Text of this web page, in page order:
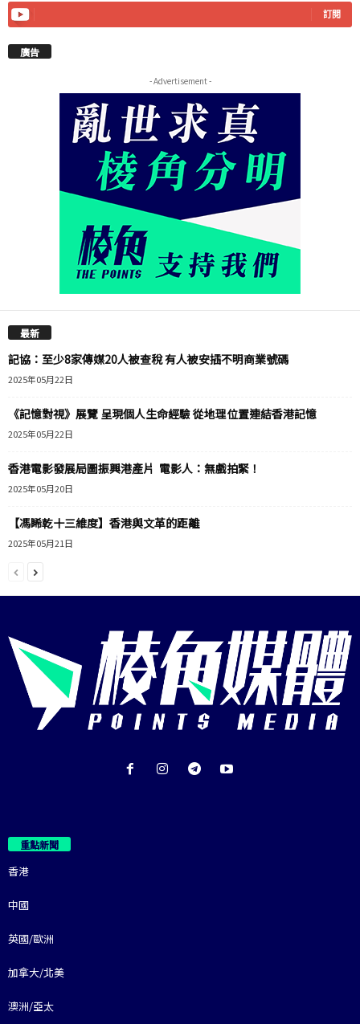
訂閱
廣告
- Advertisement -
最新
記協：至少8家傳媒20人被查稅 有人被安插不明商業號碼
2025年05月22日
《記憶對視》展覽 呈現個人生命經驗 從地理位置連結香港記憶
2025年05月22日
香港電影發展局圖振興港產片 電影人：無戲拍緊！
2025年05月20日
【馮睎乾十三維度】香港與文革的距離
2025年05月21日
重點新聞
香港
中國
英國/歐洲
加拿大/北美
澳洲/亞太